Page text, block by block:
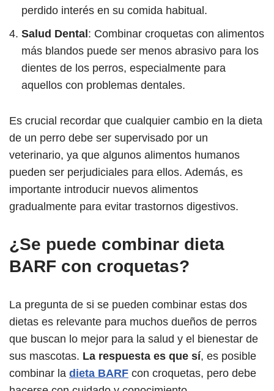
perdido interés en su comida habitual.
Salud Dental: Combinar croquetas con alimentos
más blandos puede ser menos abrasivo para los
dientes de los perros, especialmente para
aquellos con problemas dentales.
Es crucial recordar que cualquier cambio en la dieta
de un perro debe ser supervisado por un
veterinario, ya que algunos alimentos humanos
pueden ser perjudiciales para ellos. Además, es
importante introducir nuevos alimentos
gradualmente para evitar trastornos digestivos.
¿Se puede combinar dieta
BARF con croquetas?
La pregunta de si se pueden combinar estas dos
dietas es relevante para muchos dueños de perros
que buscan lo mejor para la salud y el bienestar de
sus mascotas. La respuesta es que sí, es posible
combinar la dieta BARF con croquetas, pero debe